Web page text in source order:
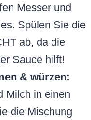
Messer und
Spülen Sie die
ab, da die
Sauce hilft!
& würzen:
Milch in einen
die Mischung